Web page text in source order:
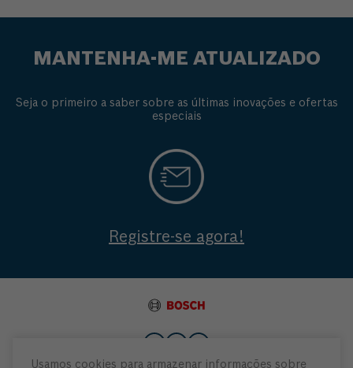
Usamos cookies para armazenar informações sobre
MANTENHA-ME ATUALIZADO
Seja o primeiro a saber sobre as últimas inovações e ofertas
especiais
Registre-se agora!